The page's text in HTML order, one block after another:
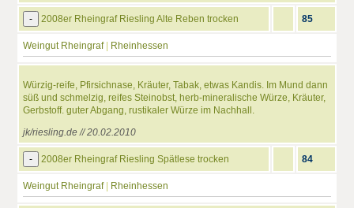
- 2008er Rheingraf Riesling Alte Reben trocken 85
Weingut Rheingraf| Rheinhessen
Würzig-reife, Pfirsichnase, Kräuter, Tabak, etwas Kandis. Im Mund dann
süß und schmelzig, reifes Steinobst, herb-mineralische Würze, Kräuter,
Gerbstoff. guter Abgang, rustikaler Würze im Nachhall.
jk/riesling.de // 20.02.2010
- 2008er Rheingraf Riesling Spätlese trocken 84
Weingut Rheingraf| Rheinhessen